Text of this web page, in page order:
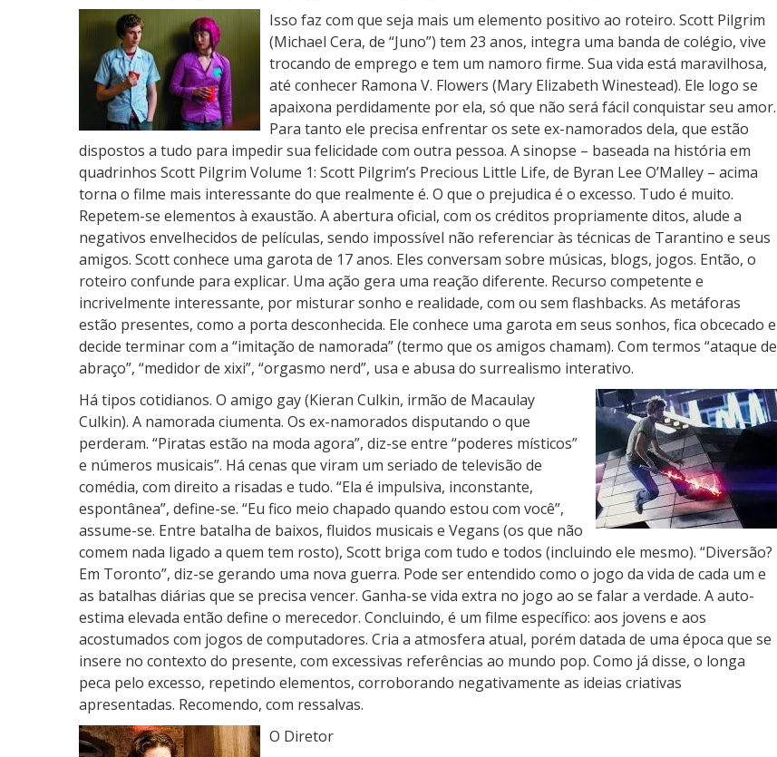
Isso faz com que seja mais um elemento positivo ao roteiro. Scott Pilgrim
(Michael Cera, de “Juno”) tem 23 anos, integra uma banda de colégio, vive
trocando de emprego e tem um namoro firme. Sua vida está maravilhosa,
até conhecer Ramona V. Flowers (Mary Elizabeth Winestead). Ele logo se
apaixona perdidamente por ela, só que não será fácil conquistar seu amor.
Para tanto ele precisa enfrentar os sete ex-namorados dela, que estão
dispostos a tudo para impedir sua felicidade com outra pessoa. A sinopse – baseada na história em
quadrinhos Scott Pilgrim Volume 1: Scott Pilgrim’s Precious Little Life, de Byran Lee O’Malley – acima
torna o filme mais interessante do que realmente é. O que o prejudica é o excesso. Tudo é muito.
Repetem-se elementos à exaustão. A abertura oficial, com os créditos propriamente ditos, alude a
negativos envelhecidos de películas, sendo impossível não referenciar às técnicas de Tarantino e seus
amigos. Scott conhece uma garota de 17 anos. Eles conversam sobre músicas, blogs, jogos. Então, o
roteiro confunde para explicar. Uma ação gera uma reação diferente. Recurso competente e
incrivelmente interessante, por misturar sonho e realidade, com ou sem flashbacks. As metáforas
estão presentes, como a porta desconhecida. Ele conhece uma garota em seus sonhos, fica obcecado e
decide terminar com a “imitação de namorada” (termo que os amigos chamam). Com termos “ataque de
abraço”, “medidor de xixi”, “orgasmo nerd”, usa e abusa do surrealismo interativo.
Há tipos cotidianos. O amigo gay (Kieran Culkin, irmão de Macaulay
Culkin). A namorada ciumenta. Os ex-namorados disputando o que
perderam. “Piratas estão na moda agora”, diz-se entre “poderes místicos”
e números musicais”. Há cenas que viram um seriado de televisão de
comédia, com direito a risadas e tudo. “Ela é impulsiva, inconstante,
espontânea”, define-se. “Eu fico meio chapado quando estou com você”,
assume-se. Entre batalha de baixos, fluidos musicais e Vegans (os que não
comem nada ligado a quem tem rosto), Scott briga com tudo e todos (incluindo ele mesmo). “Diversão?
Em Toronto”, diz-se gerando uma nova guerra. Pode ser entendido como o jogo da vida de cada um e
as batalhas diárias que se precisa vencer. Ganha-se vida extra no jogo ao se falar a verdade. A auto-
estima elevada então define o merecedor. Concluindo, é um filme específico: aos jovens e aos
acostumados com jogos de computadores. Cria a atmosfera atual, porém datada de uma época que se
insere no contexto do presente, com excessivas referências ao mundo pop. Como já disse, o longa
peca pelo excesso, repetindo elementos, corroborando negativamente as ideias criativas
apresentadas. Recomendo, com ressalvas.
O Diretor